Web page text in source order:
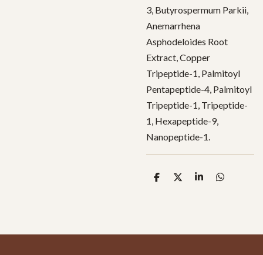
3, Butyrospermum Parkii,
Anemarrhena
Asphodeloides Root
Extract, Copper
Tripeptide-1, Palmitoyl
Pentapeptide-4, Palmitoyl
Tripeptide-1, Tripeptide-
1, Hexapeptide-9,
Nanopeptide-1.
D
D
S
D